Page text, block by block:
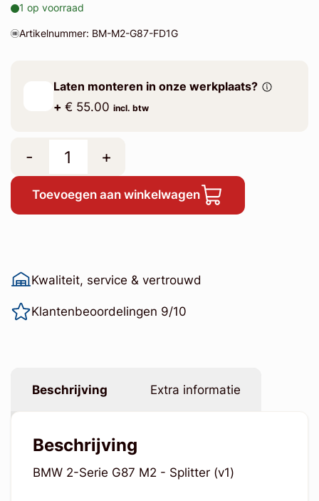
1 op voorraad
Artikelnummer: BM-M2-G87-FD1G
Laten monteren in onze werkplaats?
+ € 55.00 incl. btw
- +
Toevoegen aan winkelwagen
Kwaliteit, service & vertrouwd
Klantenbeoordelingen 9/10
Beschrijving Extra informatie
Beschrijving
BMW 2-Serie G87 M2 - Splitter (v1)